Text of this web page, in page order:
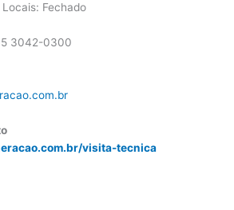
Fechado
3042-0300
visita-tecnica